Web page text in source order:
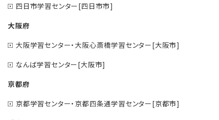
四日市学習センター[四日市市]
大阪府
大阪学習センター・大阪心斎橋学習センター[大阪市]
なんば学習センター[大阪市]
京都府
京都学習センター・京都四条通学習センター[京都市]